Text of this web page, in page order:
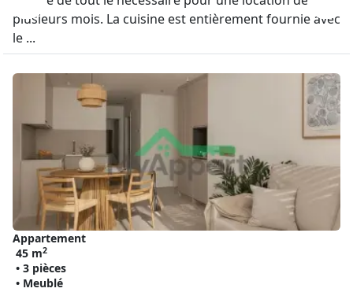
plusieurs mois. La cuisine est entièrement fournie avec
le ...
Appartement
45 m2
• 3 pièces
• Meublé